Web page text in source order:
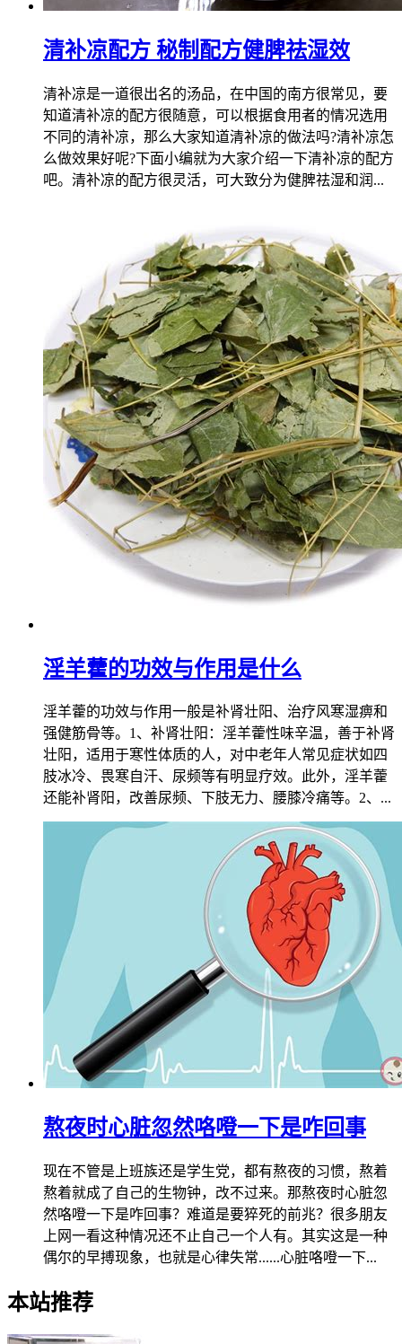
清补凉配方 秘制配方健脾祛湿效
清补凉是一道很出名的汤品，在中国的南方很常见，要
知道清补凉的配方很随意，可以根据食用者的情况选用
不同的清补凉，那么大家知道清补凉的做法吗?清补凉怎
么做效果好呢?下面小编就为大家介绍一下清补凉的配方
吧。清补凉的配方很灵活，可大致分为健脾祛湿和润...
淫羊藿的功效与作用是什么
淫羊藿的功效与作用一般是补肾壮阳、治疗风寒湿痹和
强健筋骨等。1、补肾壮阳：淫羊藿性味辛温，善于补肾
壮阳，适用于寒性体质的人，对中老年人常见症状如四
肢冰冷、畏寒自汗、尿频等有明显疗效。此外，淫羊藿
还能补肾阳，改善尿频、下肢无力、腰膝冷痛等。2、...
熬夜时心脏忽然咯噔一下是咋回事
现在不管是上班族还是学生党，都有熬夜的习惯，熬着
熬着就成了自己的生物钟，改不过来。那熬夜时心脏忽
然咯噔一下是咋回事？难道是要猝死的前兆？很多朋友
上网一看这种情况还不止自己一个人有。其实这是一种
偶尔的早搏现象，也就是心律失常......心脏咯噔一下...
本站推荐